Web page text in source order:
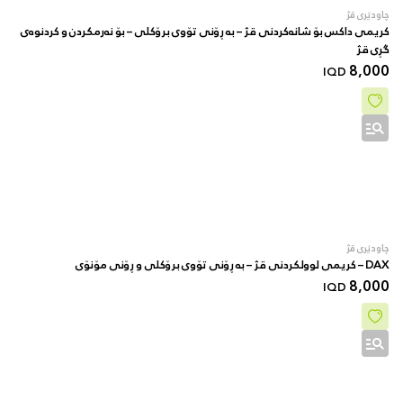
چاودێری قژ
کریمی داکس بۆ شانەکردنی قژ – بە ڕۆنی تۆوی برۆکلی – بۆ نەرمکردن و کردنوەی
گڕی قژ
8,000
IQD
چاودێری قژ
DAX – کریمی لوولکردنی قژ – بە ڕۆنی تۆوی برۆکلی و ڕۆنی مۆنۆی
8,000
IQD